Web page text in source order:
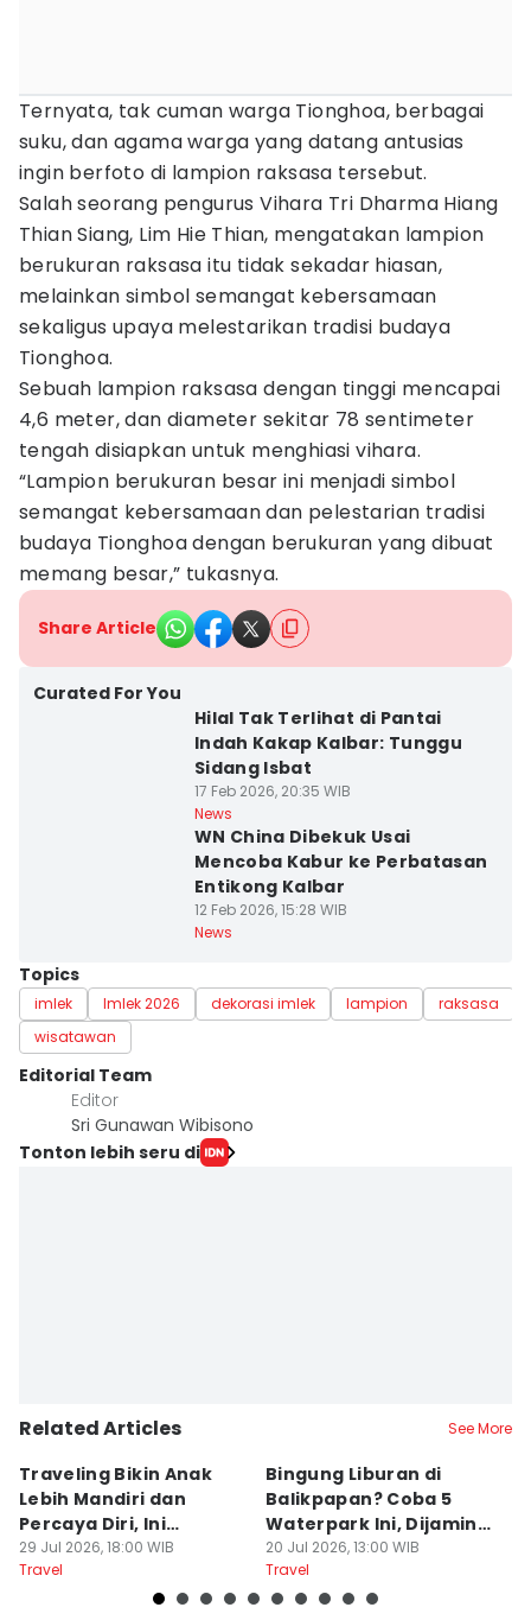
Ternyata, tak cuman warga Tionghoa, berbagai
suku, dan agama warga yang datang antusias
ingin berfoto di lampion raksasa tersebut.
Salah seorang pengurus Vihara Tri Dharma Hiang
Thian Siang, Lim Hie Thian, mengatakan lampion
berukuran raksasa itu tidak sekadar hiasan,
melainkan simbol semangat kebersamaan
sekaligus upaya melestarikan tradisi budaya
Tionghoa.
Sebuah lampion raksasa dengan tinggi mencapai
4,6 meter, dan diameter sekitar 78 sentimeter
tengah disiapkan untuk menghiasi vihara.
“Lampion berukuran besar ini menjadi simbol
semangat kebersamaan dan pelestarian tradisi
budaya Tionghoa dengan berukuran yang dibuat
memang besar,” tukasnya.
Share Article
Curated For You
Hilal Tak Terlihat di Pantai
Indah Kakap Kalbar: Tunggu
Sidang Isbat
17 Feb 2026, 20:35 WIB
News
WN China Dibekuk Usai
Mencoba Kabur ke Perbatasan
Entikong Kalbar
12 Feb 2026, 15:28 WIB
News
Topics
imlek Imlek 2026 dekorasi imlek lampion raksasa
wisatawan
Editorial Team
Editor
Sri Gunawan Wibisono
Tonton lebih seru di
Related Articles See More
Traveling Bikin Anak
Lebih Mandiri dan
Percaya Diri, Ini
Penjelasan Psikolog
29 Jul 2026, 18:00 WIB
Travel
Bingung Liburan di
Balikpapan? Coba 5
Waterpark Ini, Dijamin
Bikin Betah
20 Jul 2026, 13:00 WIB
Travel